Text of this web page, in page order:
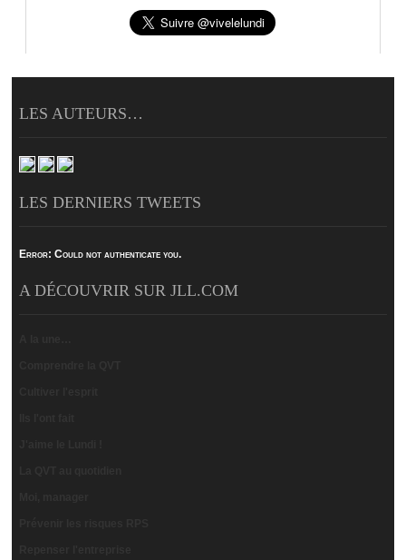
LES AUTEURS…
LES DERNIERS TWEETS
Error: Could not authenticate you.
A DÉCOUVRIR SUR JLL.COM